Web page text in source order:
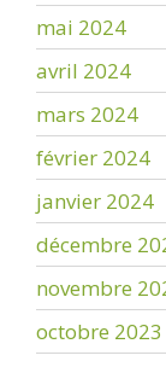
mai 2024
avril 2024
mars 2024
février 2024
janvier 2024
décembre
novembre
octobre 2023